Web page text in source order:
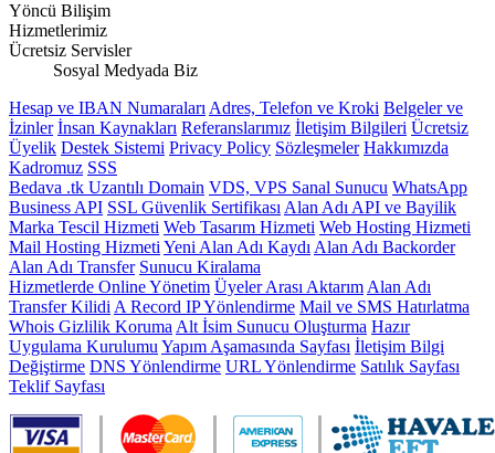
Yöncü Bilişim
Hizmetlerimiz
Ücretsiz Servisler
Sosyal Medyada Biz
Hesap ve IBAN Numaraları Adres, Telefon ve Kroki Belgeler ve
İzinler İnsan Kaynakları Referanslarımız İletişim Bilgileri Ücretsiz
Üyelik Destek Sistemi Privacy Policy Sözleşmeler Hakkımızda
Kadromuz SSS
Bedava .tk Uzantılı Domain VDS, VPS Sanal Sunucu WhatsApp
Business API SSL Güvenlik Sertifikası Alan Adı API ve Bayilik
Marka Tescil Hizmeti Web Tasarım Hizmeti Web Hosting Hizmeti
Mail Hosting Hizmeti Yeni Alan Adı Kaydı Alan Adı Backorder
Alan Adı Transfer Sunucu Kiralama
Hizmetlerde Online Yönetim Üyeler Arası Aktarım Alan Adı
Transfer Kilidi A Record IP Yönlendirme Mail ve SMS Hatırlatma
Whois Gizlilik Koruma Alt İsim Sunucu Oluşturma Hazır
Uygulama Kurulumu Yapım Aşamasında Sayfası İletişim Bilgi
Değiştirme DNS Yönlendirme URL Yönlendirme Satılık Sayfası
Teklif Sayfası